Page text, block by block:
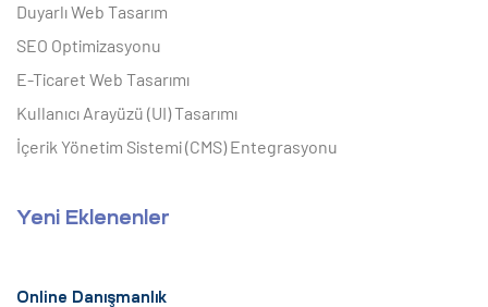
Duyarlı Web Tasarım
SEO Optimizasyonu
E-Ticaret Web Tasarımı
Kullanıcı Arayüzü (UI) Tasarımı
İçerik Yönetim Sistemi (CMS) Entegrasyonu
Yeni Eklenenler
Online Danışmanlık